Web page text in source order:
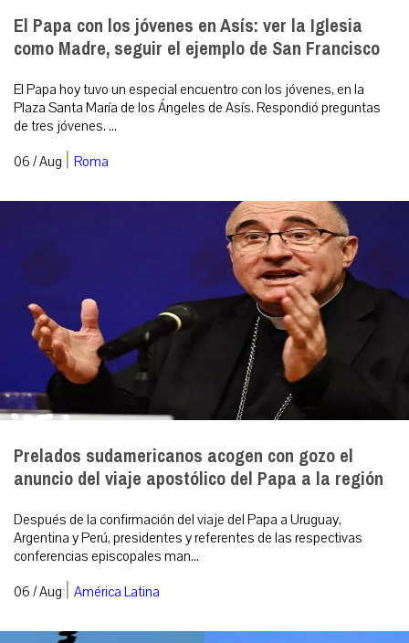
El Papa con los jóvenes en Asís: ver la Iglesia
como Madre, seguir el ejemplo de San Francisco
El Papa hoy tuvo un especial encuentro con los jóvenes, en la
Plaza Santa María de los Ángeles de Asís. Respondió preguntas
de tres jóvenes. ...
06 / Aug | Roma
Prelados sudamericanos acogen con gozo el
anuncio del viaje apostólico del Papa a la región
Después de la confirmación del viaje del Papa a Uruguay,
Argentina y Perú, presidentes y referentes de las respectivas
conferencias episcopales man...
06 / Aug | América Latina